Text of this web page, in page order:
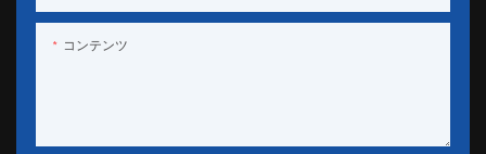
コンテンツ